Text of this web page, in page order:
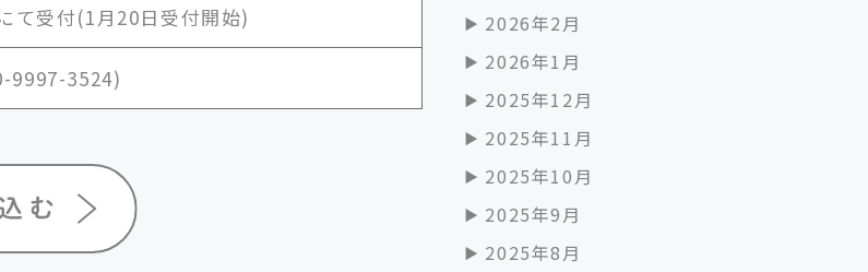
て受付(1月20日受付開始)
9997-3524)
2026年2月
2026年1月
2025年12月
2025年11月
2025年10月
2025年9月
2025年8月